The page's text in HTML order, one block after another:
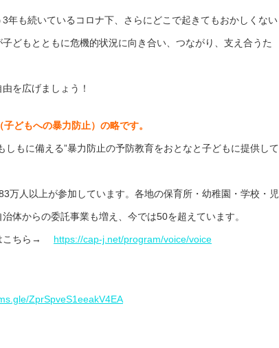
年も続いているコロナ下、さらにどこで起きてもおかしくない
どもとともに危機的状況に向き合い、つながり、支え合うた
を広げましょう！
どもへの暴力防止）の略です。
しもに備える”暴力防止の予防教育をおとなと子どもに提供して
万人以上が参加しています。各地の保育所・幼稚園・学校・児
体からの委託事業も増え、今では50を超えています。
こちら→ https://cap-j.net/program/voice/voice
ZprSpveS1eeakV4EA